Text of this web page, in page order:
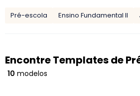
Pré-escola Ensino Fundamental II
Encontre Templates de
10 modelos